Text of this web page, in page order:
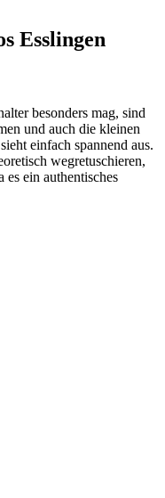
Esslingen
besonders mag, sind
und auch die kleinen
einfach spannend aus.
wegretuschieren,
es ein authentisches